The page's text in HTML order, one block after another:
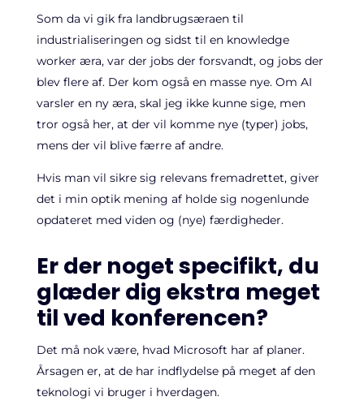
Som da vi gik fra landbrugsæraen til
industrialiseringen og sidst til en knowledge
worker æra, var der jobs der forsvandt, og jobs der
blev flere af. Der kom også en masse nye. Om AI
varsler en ny æra, skal jeg ikke kunne sige, men
tror også her, at der vil komme nye (typer) jobs,
mens der vil blive færre af andre.
Hvis man vil sikre sig relevans fremadrettet, giver
det i min optik mening af holde sig nogenlunde
opdateret med viden og (nye) færdigheder.
Er der noget specifikt, du
glæder dig ekstra meget
til ved konferencen?
Det må nok være, hvad Microsoft har af planer.
Årsagen er, at de har indflydelse på meget af den
teknologi vi bruger i hverdagen.